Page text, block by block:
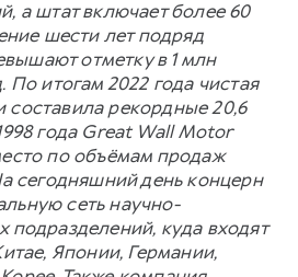
а штат включает более 60
шести лет подряд
отметку в 1 млн
По итогам 2022 года чистая
рекордные 20,6
года Great Wall Motor
по объёмам продаж
сегодняшний день концерн
сеть научно-
подразделений, куда входят
Японии, Германии,